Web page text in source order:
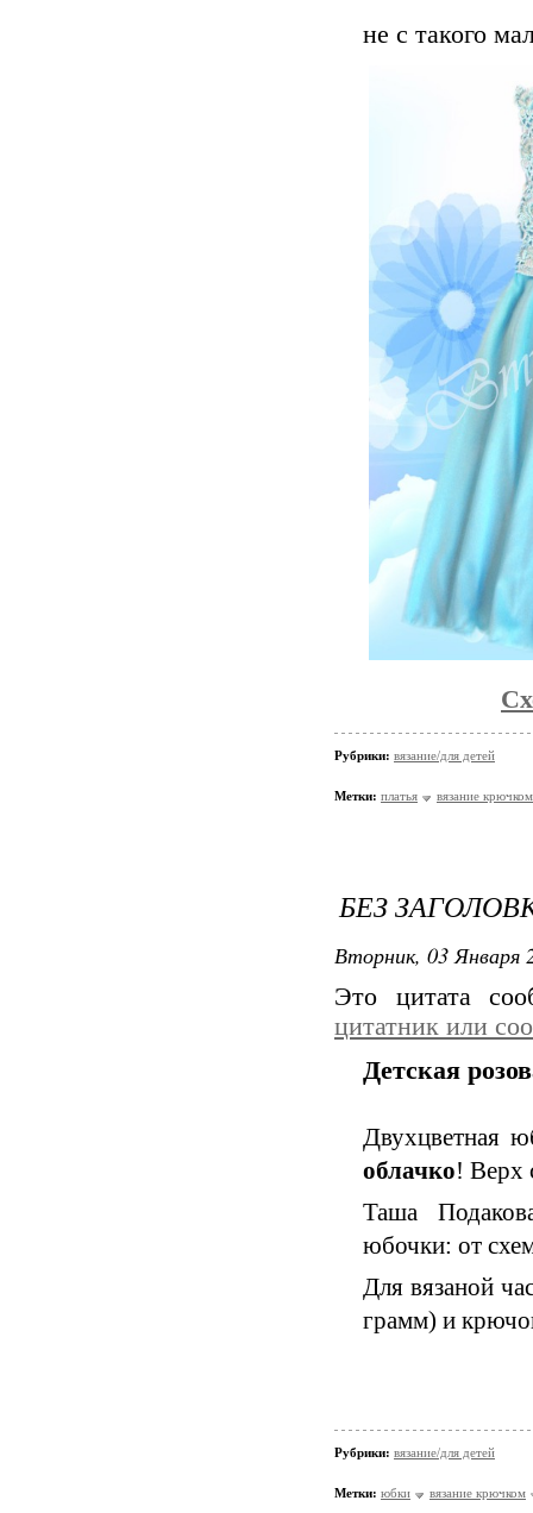
не с такого
Рубрики: вязание/для детей
Метки: платья вязание крючком
БЕЗ
Вторник, 03 Января
Это цитата
цитатник или
Детская
Двухцветная
облачко! Верх
Таша
юбочки: от
Для вязаной
грамм) и
Рубрики: вязание/для детей
Метки: юбки вязание крючком